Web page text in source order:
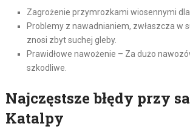
Zagrożenie przymrozkami wiosennymi dla
Problemy z nawadnianiem, zwłaszcza w
znosi zbyt suchej gleby.
Prawidłowe nawożenie – Za dużo
szkodliwe.
Najczęstsze błędy przy
Katalpy